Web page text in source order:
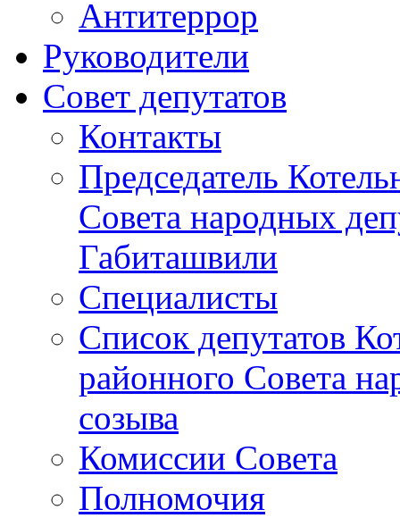
Антитеррор
Руководители
Совет депутатов
Контакты
Председатель
Совета народных
Габиташвили
Специалисты
Список депутатов
районного Совета
созыва
Комиссии Совета
Полномочия